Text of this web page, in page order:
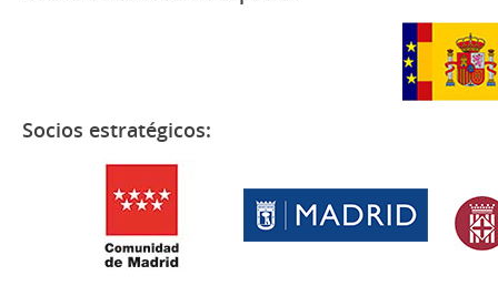
Socios estratégicos: